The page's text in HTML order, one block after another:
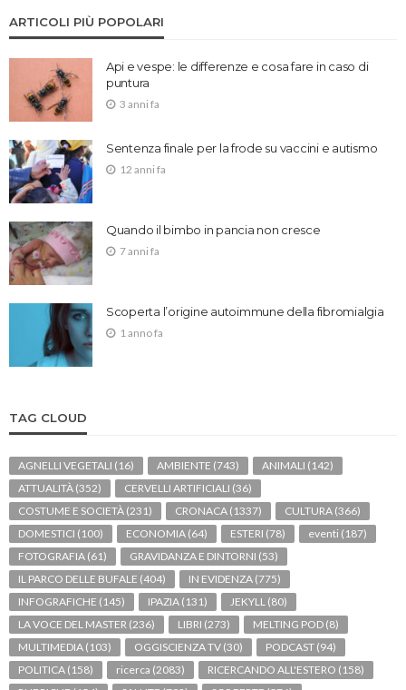
ARTICOLI PIÙ POPOLARI
Api e vespe: le differenze e cosa fare in caso di
puntura
3 anni fa
Sentenza finale per la frode su vaccini e autismo
12 anni fa
Quando il bimbo in pancia non cresce
7 anni fa
Scoperta l’origine autoimmune della fibromialgia
1 anno fa
TAG CLOUD
AGNELLI VEGETALI (16) AMBIENTE (743) ANIMALI (142)
ATTUALITÀ (352) CERVELLI ARTIFICIALI (36)
COSTUME E SOCIETÀ (231) CRONACA (1337) CULTURA (366)
DOMESTICI (100) ECONOMIA (64) ESTERI (78) eventi (187)
FOTOGRAFIA (61) GRAVIDANZA E DINTORNI (53)
IL PARCO DELLE BUFALE (404) IN EVIDENZA (775)
INFOGRAFICHE (145) IPAZIA (131) JEKYLL (80)
LA VOCE DEL MASTER (236) LIBRI (273) MELTING POD (8)
MULTIMEDIA (103) OGGISCIENZA TV (30) PODCAST (94)
POLITICA (158) ricerca (2083) RICERCANDO ALL'ESTERO (158)